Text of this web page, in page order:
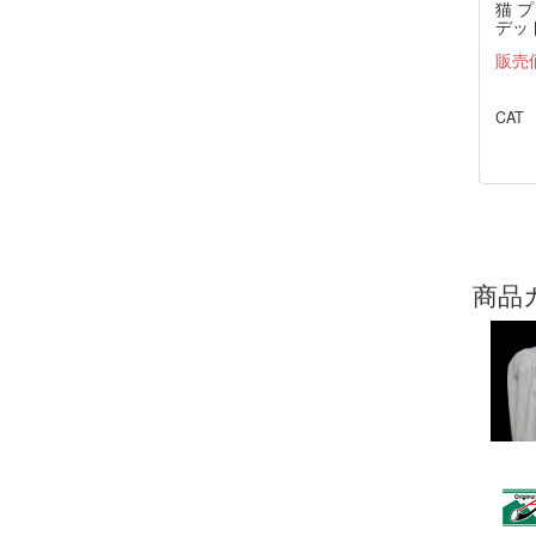
猫
デッ
販売
CAT
商品